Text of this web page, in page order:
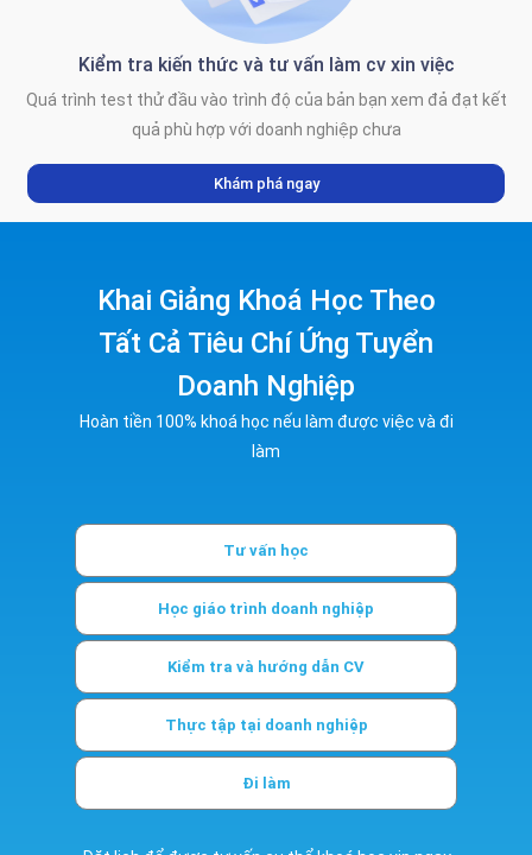
Kiểm tra kiến thức và tư vấn làm cv xin việc
Quá trình test thử đầu vào trình độ của bản bạn xem đả đạt kết
quả phù hợp với doanh nghiệp chưa
Khám phá ngay
Khai Giảng Khoá Học Theo
Tất Cả Tiêu Chí Ứng Tuyển
Doanh Nghiệp
Hoàn tiền 100% khoá học nếu làm được việc và đi
làm
Tư vấn học
Học giáo trình doanh nghiệp
Kiểm tra và hướng dẫn CV
Thực tập tại doanh nghiệp
Đi làm